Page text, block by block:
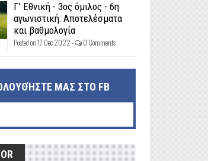
Γ' Εθνική - 3ος όμιλος - 6η
αγωνιστική: Αποτελέσματα
και βαθμολογία
Posted on 17 Dec 2022 - 0 Comments
ΜΑΣ ΣΤΟ FB